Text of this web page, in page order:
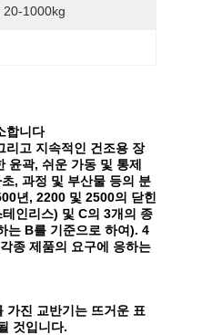
20-1000kg
합니다
리고 지속적인 건조용 장
윤곽, 쉬운 가동 및 통제
, 과정 및 부산물 등의 분
년, 2200 및 2500의 닫힌
인리스) 및 C의 3개의 종
는 B를 기준으로 하여). 4
종 제품의 요구에 응하는
가진 교반기는 뜨거운 표
것입니다.